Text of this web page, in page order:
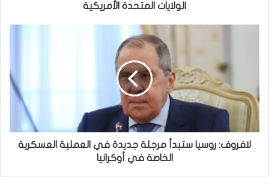
ا
ع
ح
الولايات المتحدة الأمريكية
ف
:
و
لافروف: روسيا ستبدأ مرجلة جديدة في العملية العسكرية
الخاصة في أوكرانيا